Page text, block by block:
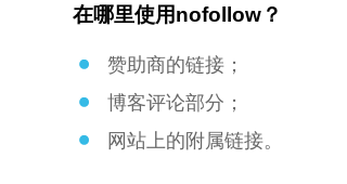
在哪里使用nofollow？
赞助商的链接；
博客评论部分；
网站上的附属链接。